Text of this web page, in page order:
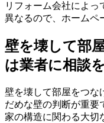
リフォーム会社によっ
異なるので、ホームペ
壁を壊して部
は業者に相談を
壁を壊して部屋をつな
だめな壁の判断が重要
家の構造に関わる大切